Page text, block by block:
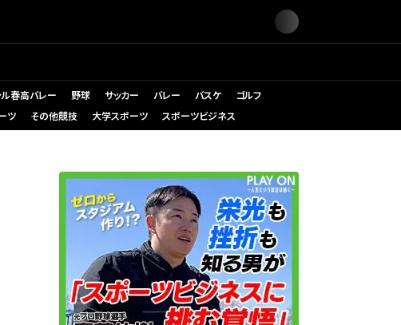
春高バレー 野球 サッカー バレー バスケ
ゴルフ
ツ その他競技 大学スポーツ スポーツビジネス